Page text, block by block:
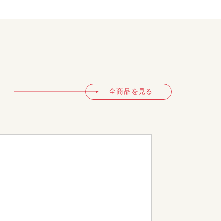
全商品を見る